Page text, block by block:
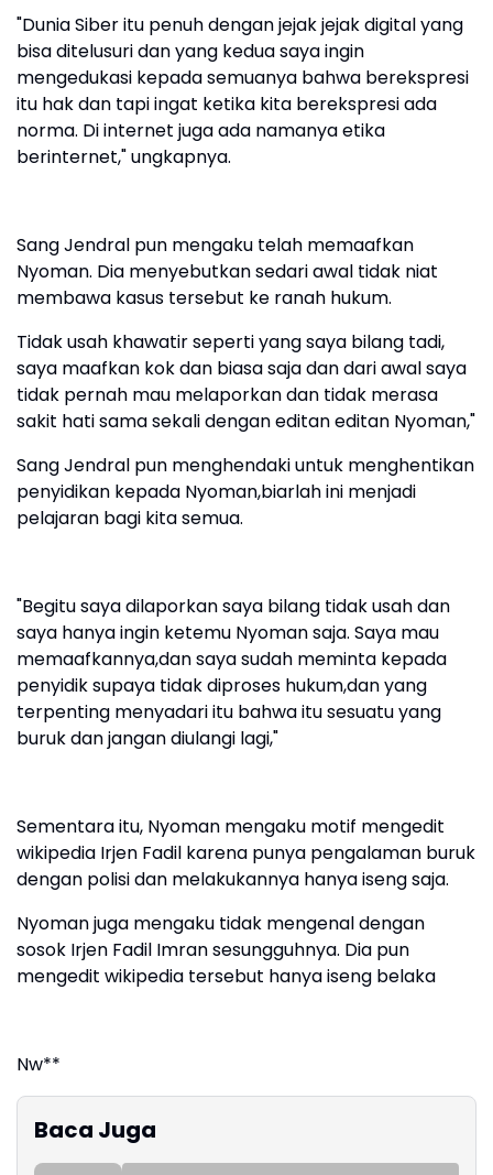
"Dunia Siber itu penuh dengan jejak jejak digital yang
bisa ditelusuri dan yang kedua saya ingin
mengedukasi kepada semuanya bahwa berekspresi
itu hak dan tapi ingat ketika kita berekspresi ada
norma. Di internet juga ada namanya etika
berinternet," ungkapnya.
Sang Jendral pun mengaku telah memaafkan
Nyoman. Dia menyebutkan sedari awal tidak niat
membawa kasus tersebut ke ranah hukum.
Tidak usah khawatir seperti yang saya bilang tadi,
saya maafkan kok dan biasa saja dan dari awal saya
tidak pernah mau melaporkan dan tidak merasa
sakit hati sama sekali dengan editan editan Nyoman,"
Sang Jendral pun menghendaki untuk menghentikan
penyidikan kepada Nyoman,biarlah ini menjadi
pelajaran bagi kita semua.
"Begitu saya dilaporkan saya bilang tidak usah dan
saya hanya ingin ketemu Nyoman saja. Saya mau
memaafkannya,dan saya sudah meminta kepada
penyidik supaya tidak diproses hukum,dan yang
terpenting menyadari itu bahwa itu sesuatu yang
buruk dan jangan diulangi lagi,"
Sementara itu, Nyoman mengaku motif mengedit
wikipedia Irjen Fadil karena punya pengalaman buruk
dengan polisi dan melakukannya hanya iseng saja.
Nyoman juga mengaku tidak mengenal dengan
sosok Irjen Fadil Imran sesungguhnya. Dia pun
mengedit wikipedia tersebut hanya iseng belaka
Nw**
Baca Juga